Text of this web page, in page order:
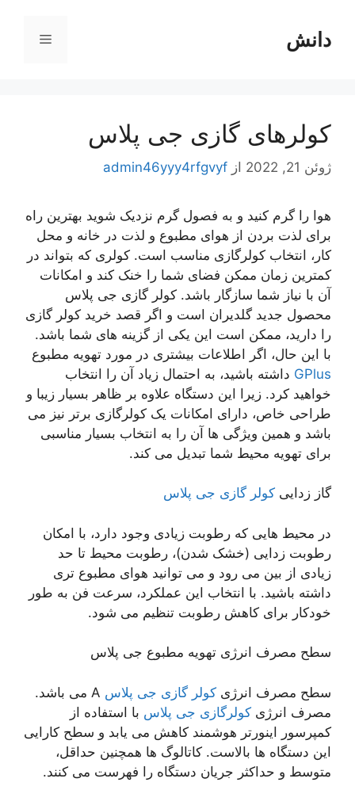
محتوادانش فهرست
کولرهای گازی جی پلاس
ژوئن 21, 2022 از admin46yyy4rfgvyf
هوا را گرم کنید و به فصول گرم نزدیک شوید بهترین راه
برای لذت بردن از هوای مطبوع و لذت در خانه و محل
کار، انتخاب کولرگازی مناسب است. کولری که بتواند در
کمترین زمان ممکن فضای شما را خنک کند و امکانات
آن با نیاز شما سازگار باشد. کولر گازی جی پلاس
محصول جدید گلدیران است و اگر قصد خرید کولر گازی
را دارید، ممکن است این یکی از گزینه های شما باشد.
با این حال، اگر اطلاعات بیشتری در مورد تهویه مطبوع
GPlus داشته باشید، به احتمال زیاد آن را انتخاب
خواهید کرد. زیرا این دستگاه علاوه بر ظاهر بسیار زیبا و
طراحی خاص، دارای امکانات یک کولرگازی برتر نیز می
باشد و همین ویژگی ها آن را به انتخاب بسیار مناسبی
برای تهویه محیط شما تبدیل می کند.
گاز زدایی کولر گازی جی پلاس
در محیط هایی که رطوبت زیادی وجود دارد، با امکان
رطوبت زدایی (خشک شدن)، رطوبت محیط تا حد
زیادی از بین می رود و می توانید هوای مطبوع تری
داشته باشید. با انتخاب این عملکرد، سرعت فن به طور
خودکار برای کاهش رطوبت تنظیم می شود.
سطح مصرف انرژی تهویه مطبوع جی پلاس
سطح مصرف انرژی کولر گازی جی پلاس
A می باشد.
مصرف انرژی کولرگازی جی پلاس با استفاده از
کمپرسور اینورتر هوشمند کاهش می یابد و سطح کارایی
این دستگاه ها بالاست. کاتالوگ ها همچنین حداقل،
متوسط ​​و حداکثر جریان دستگاه را فهرست می کنند.